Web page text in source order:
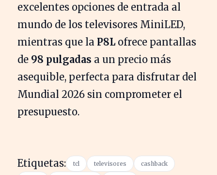
excelentes opciones de entrada al
mundo de los televisores MiniLED,
mientras que la P8Lofrece pantallas
de 98 pulgadas a un precio más
asequible, perfecta para disfrutar del
Mundial 2026 sin comprometer el
presupuesto.
Etiquetas: tcl televisores cashback